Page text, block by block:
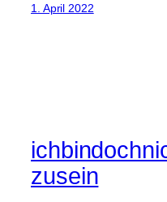
1. April 2022
zusein